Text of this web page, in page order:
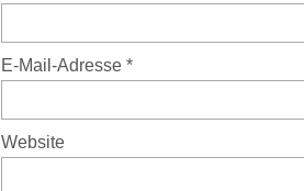
E-Mail-Adresse *
Website